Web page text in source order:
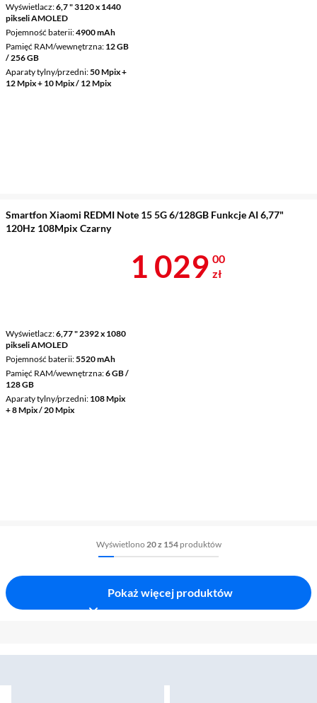
Wyświetlacz 6,7 " 3120 x 1440
pikseli AMOLED
Pojemność baterii 4900 mAh
Pamięć RAM/wewnętrzna 12 GB
/ 256 GB
Aparaty tylny/przedni 50 Mpix +
12 Mpix + 10 Mpix / 12 Mpix
Smartfon Xiaomi REDMI Note 15 5G 6/128GB Funkcje AI 6,77"
120Hz 108Mpix Czarny
Wyświetlacz 6,77 " 2392 x 1080
pikseli AMOLED
Pojemność baterii 5520 mAh
Pamięć RAM/wewnętrzna 6 GB /
128 GB
Aparaty tylny/przedni 108 Mpix
+ 8 Mpix / 20 Mpix
Cena 1 029 zł
1 029 00
zł
Wyświetlono 20 z 154 produktów
Pokaż więcej produktów